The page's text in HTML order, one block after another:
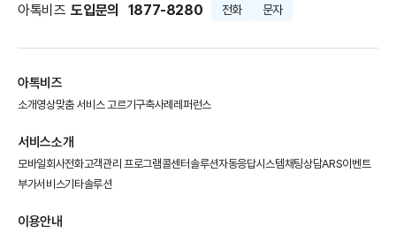
아톡비즈 도입문의 1877-8280 전화 문자
아톡비즈
소개영상맞춤 서비스 고르기구축사례 레퍼런스
서비스소개
모바일회사전화고객관리 프로그램콜센터솔루션자동응답시스템채팅상담ARS이벤트
부가서비스기타솔루션
이용안내